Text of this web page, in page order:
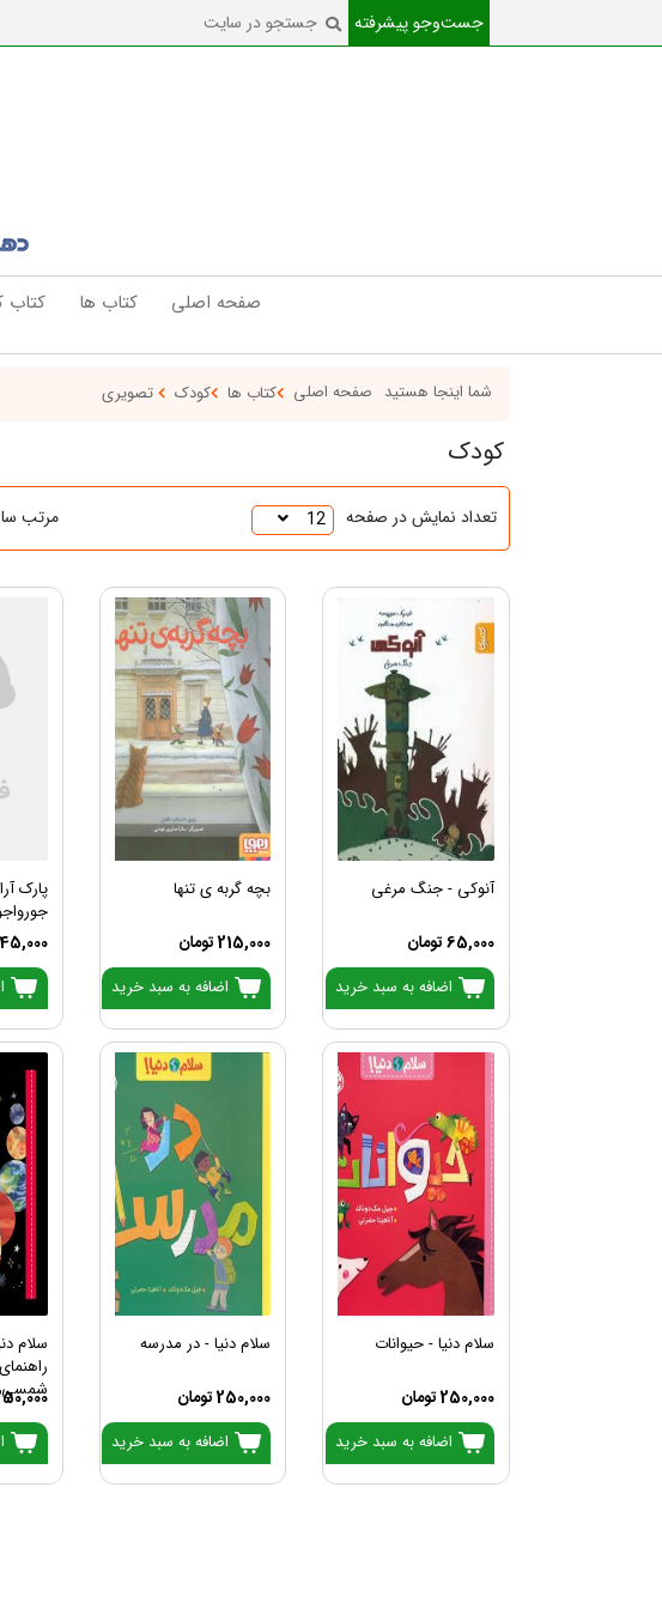
جست‌و‌جو پیشرفته
صفحه اصلی کتاب ها کتاب
شما اینجا هستید صفحه اصلی کتاب ها کودک تصویری
کودک
12 تعداد نمایش در صفحه مرتب
آنوکی - جنگ مرغی
65,000 تومان
اضافه به سبد خرید
بچه گربه ی تنها
215,000 تومان
اضافه به سبد خرید
145,000
سلام دنیا - حیوانات
250,000 تومان
اضافه به سبد خرید
سلام دنیا - در مدرسه
250,000 تومان
اضافه به سبد خرید
سلام
شمسی
250,000